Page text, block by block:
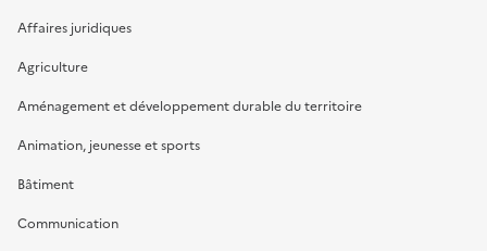
Affaires juridiques
Agriculture
Aménagement et développement durable du territoire
Animation, jeunesse et sports
Bâtiment
Communication